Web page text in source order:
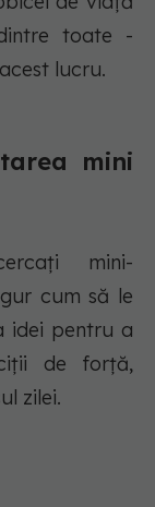
toate -
lucru.
mini
mini-
cum să le
idei pentru a
de forță,
zilei.